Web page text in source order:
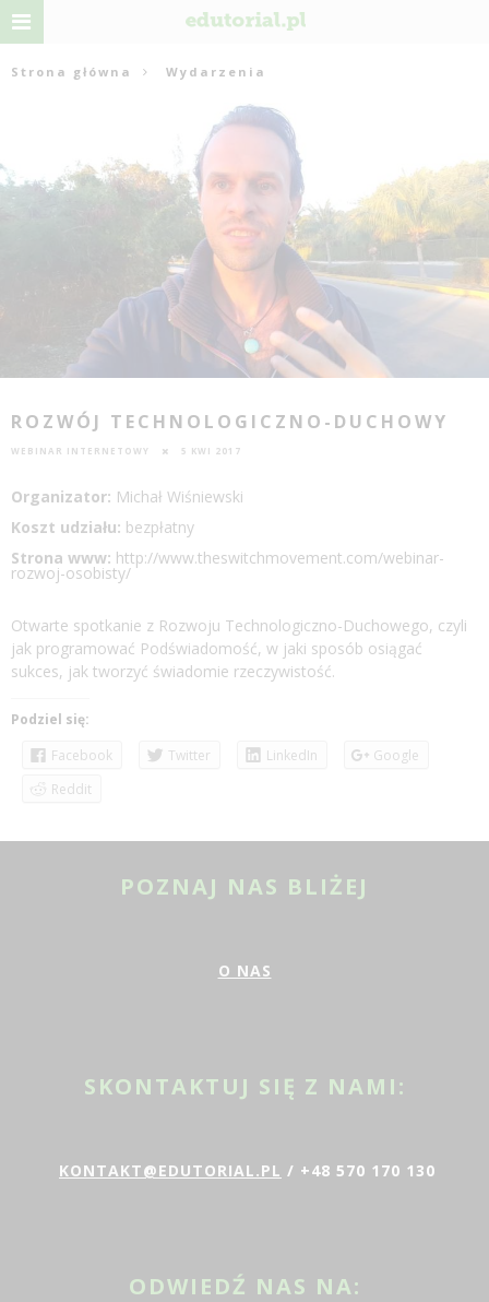
Strona główna Wydarzenia
ROZWÓJ TECHNOLOGICZNO-DUCHOWY
WEBINAR INTERNETOWY 5 KWI 2017
Organizator: Michał Wiśniewski
Koszt udziału: bezpłatny
Strona www: http://www.theswitchmovement.com/webinar-
rozwoj-osobisty/
Otwarte spotkanie z Rozwoju Technologiczno-Duchowego, czyli
jak programować Podświadomość, w jaki sposób osiągać
sukces, jak tworzyć świadomie rzeczywistość.
Podziel się:
Facebook
Twitter LinkedIn
Google
Reddit
POZNAJ NAS BLIŻEJ
O NAS
SKONTAKTUJ SIĘ Z NAMI:
KONTAKT@EDUTORIAL.PL / +48 570 170 130
ODWIEDŹ NAS NA: